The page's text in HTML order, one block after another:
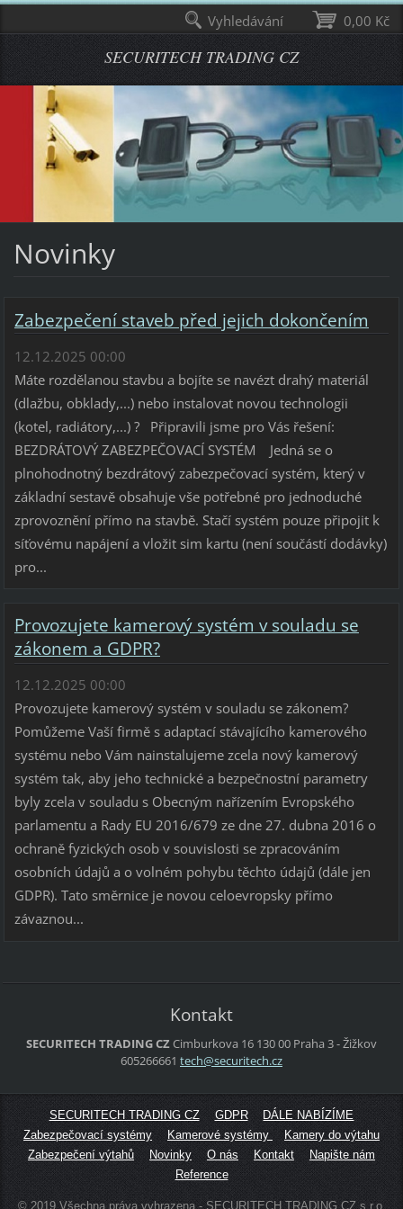
SECURITECH TRADING CZ
Novinky
Zabezpečení staveb před jejich dokončením
12.12.2025 00:00
Máte rozdělanou stavbu a bojíte se navézt drahý materiál
(dlažbu, obklady,...) nebo instalovat novou technologii
(kotel, radiátory,...) ? Připravili jsme pro Vás řešení:
BEZDRÁTOVÝ ZABEZPEČOVACÍ SYSTÉM Jedná se o
plnohodnotný bezdrátový zabezpečovací systém, který v
základní sestavě obsahuje vše potřebné pro jednoduché
zprovoznění přímo na stavbě. Stačí systém pouze připojit k
síťovému napájení a vložit sim kartu (není součástí dodávky)
pro...
Provozujete kamerový systém v souladu se
zákonem a GDPR?
12.12.2025 00:00
Provozujete kamerový systém v souladu se zákonem?
Pomůžeme Vaší firmě s adaptací stávajícího kamerového
systému nebo Vám nainstalujeme zcela nový kamerový
systém tak, aby jeho technické a bezpečnostní parametry
byly zcela v souladu s Obecným nařízením Evropského
parlamentu a Rady EU 2016/679 ze dne 27. dubna 2016 o
ochraně fyzických osob v souvislosti se zpracováním
osobních údajů a o volném pohybu těchto údajů (dále jen
GDPR). Tato směrnice je novou celoevropsky přímo
závaznou...
Kontakt
SECURITECH TRADING CZCimburkova 16 130 00 Praha 3 - Žižkov
605266661 tech@securitech.cz
SECURITECH TRADING CZ GDPR
DÁLE NABÍZÍME
Zabezpečovací systémy
Kamerové systémy
Kamery do výtahu
Zabezpečení výtahů
Novinky O nás Kontakt
Napište nám
Reference
© 2019 Všechna práva vyhrazena - SECURITECH TRADING CZ s.r.o.
0,00 Kč
Vyhledávání